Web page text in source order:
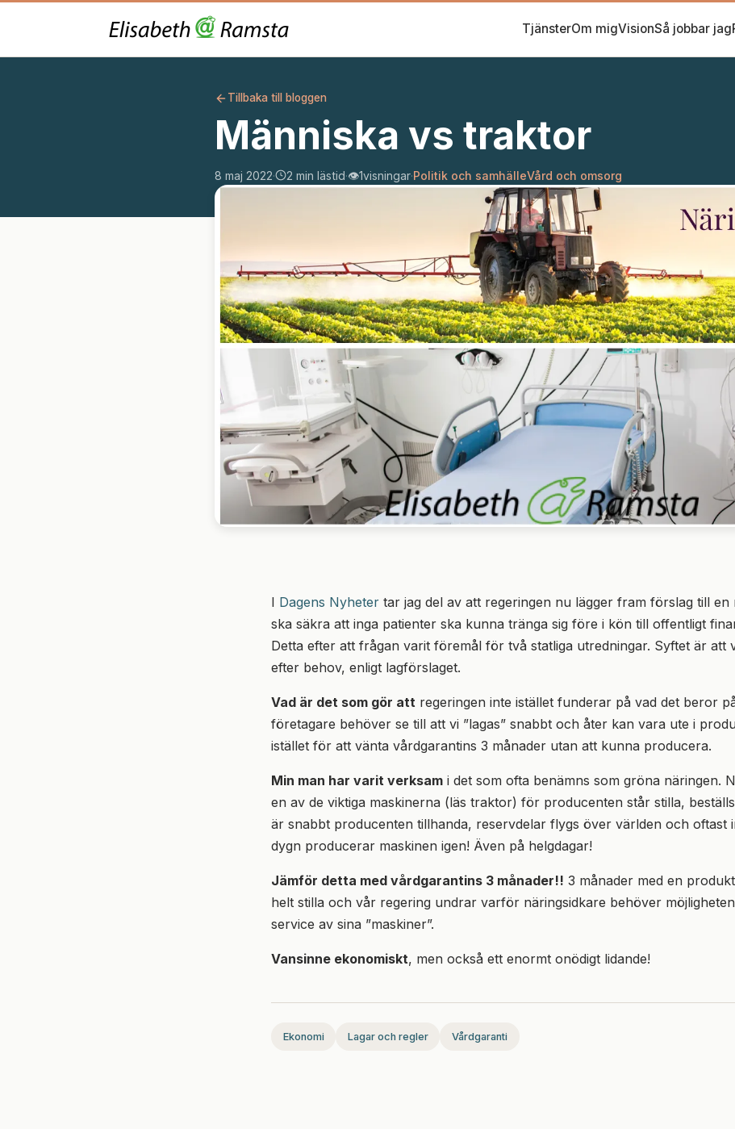
TjänsterOm migVisionSå jobbar jag
Tillbaka till bloggen
Människa vs traktor
8 maj 2022· 2 min lästid·👁️1visningar·Politik och samhälleVård och omsorg
I Dagens Nyheter tar jag del av att regeringen nu lägger fram förslag till en
ska säkra att inga patienter ska kunna tränga sig före i kön till offentligt
Detta efter att frågan varit föremål för två statliga utredningar. Syftet är att
efter behov, enligt lagförslaget.
Vad är det som gör att regeringen inte istället funderar på vad det beror
företagare behöver se till att vi ”lagas” snabbt och åter kan vara ute i
istället för att vänta vårdgarantins 3 månader utan att kunna producera.
Min man har varit verksam i det som ofta benämns som gröna näringen.
en av de viktiga maskinerna (läs traktor) för producenten står stilla,
är snabbt producenten tillhanda, reservdelar flygs över världen och oftast
dygn producerar maskinen igen! Även på helgdagar!
Jämför detta med vårdgarantins 3 månader!! 3 månader med en
helt stilla och vår regering undrar varför näringsidkare behöver
service av sina ”maskiner”.
Vansinne ekonomiskt, men också ett enormt onödigt lidande!
Ekonomi Lagar och regler Vårdgaranti